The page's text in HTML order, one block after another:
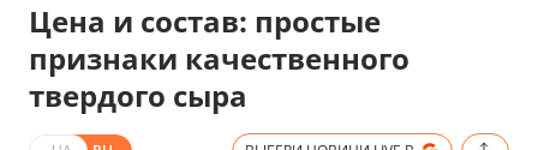
Цена и состав: простые
признаки качественного
твердого сыра